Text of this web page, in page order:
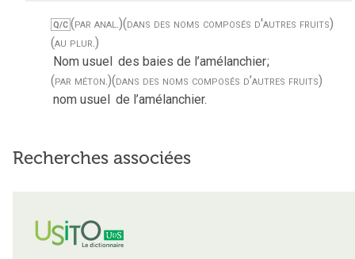
Q/C (par anal.)(dans des noms composés d'autres fruits)
(au plur.)
Nom usuel des baies de l’amélanchier;
(par méton.)(dans des noms composés d’autres fruits)
nom usuel de l’amélanchier.
Recherches associées